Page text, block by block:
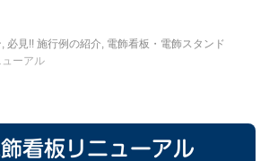
, 必見!! 施行例の紹介, 電飾看板・電飾スタンド
ーアル
看板リニューアル